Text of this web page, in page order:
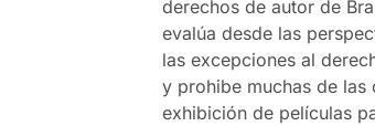
derechos de autor de
evalúa desde las
las excepciones al
y prohibe muchas de las
exhibición de películas